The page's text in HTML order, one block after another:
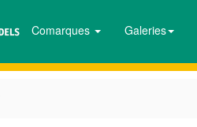
Comarques Galeries